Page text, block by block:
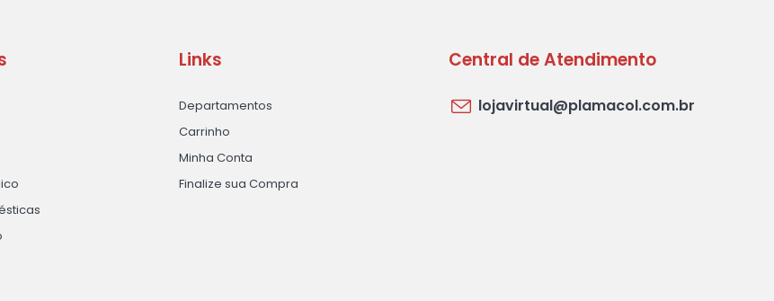
Links
Departamentos
Carrinho
Minha Conta
Finalize sua Compra
Central de Atendimento
lojavirtual@plamacol.com.br